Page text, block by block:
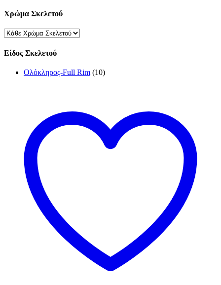
Χρώμα Σκελετού
Είδος Σκελετού
Ολόκληρος-Full Rim (10)